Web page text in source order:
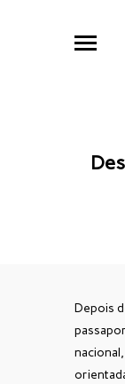
Depois